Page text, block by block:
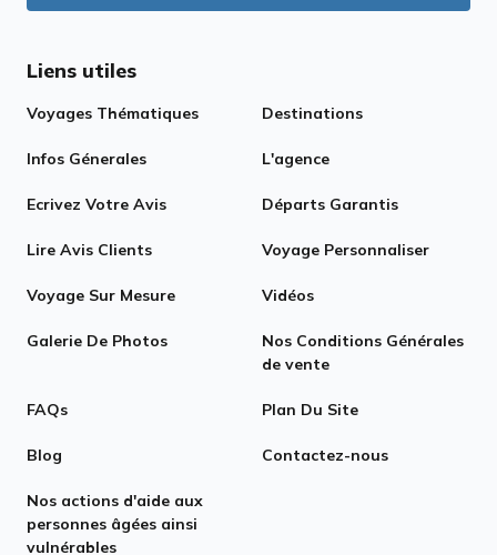
Liens utiles
Voyages Thématiques Destinations
Infos Génerales L'agence
Ecrivez Votre Avis Départs Garantis
Lire Avis Clients Voyage Personnaliser
Voyage Sur Mesure Vidéos
Galerie De Photos
Nos Conditions Générales
de vente
FAQs Plan Du Site
Blog Contactez-nous
Nos actions d'aide aux
personnes âgées ainsi
vulnérables